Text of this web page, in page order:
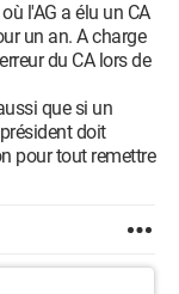
l'AG a élu un CA
un an. A charge
du CA lors de
que si un
doit
pour tout remettre